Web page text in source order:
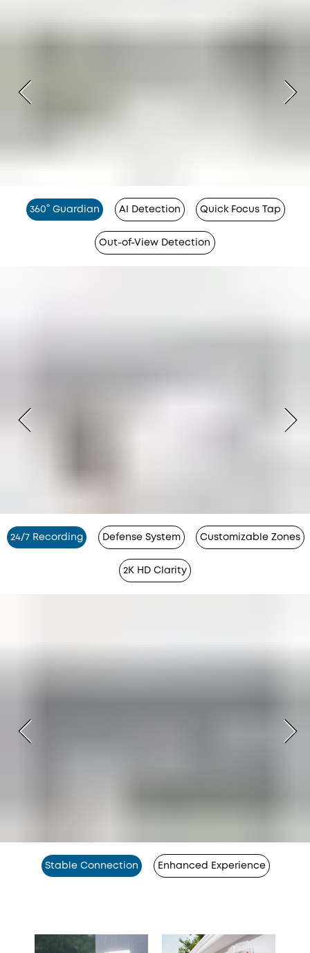
360° Guardian AI Detection Quick Focus Tap
Out-of-View Detection
24/7 Recording Defense System Customizable Zones
2K HD Clarity
Stable Connection Enhanced Experience